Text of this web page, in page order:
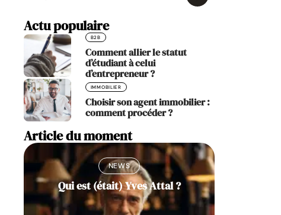
Actu populaire
B2B
Comment allier le statut
d’étudiant à celui
d’entrepreneur ?
IMMOBILIER
Choisir son agent immobilier :
comment procéder ?
Article du moment
NEWS
Qui est (était) Yves Attal ?